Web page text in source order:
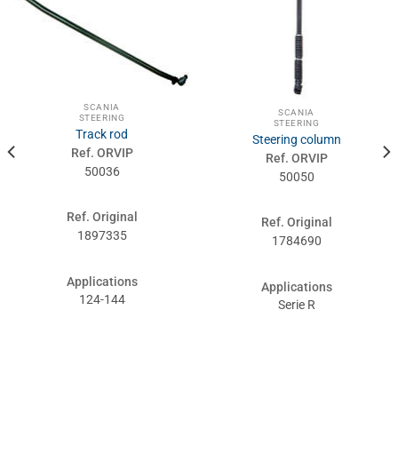
SCANIA
STEERING
Track rod
Ref. ORVIP
50036
Ref. Original
1897335
Applications
124-144
SCANIA
STEERING
Steering column
Ref. ORVIP
50050
Ref. Original
1784690
Applications
Serie R